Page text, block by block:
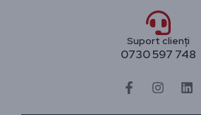
Suport clienți
0730 597 748